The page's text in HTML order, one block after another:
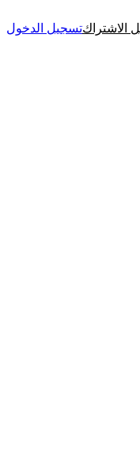
الاشتراكتسجيل الدخول